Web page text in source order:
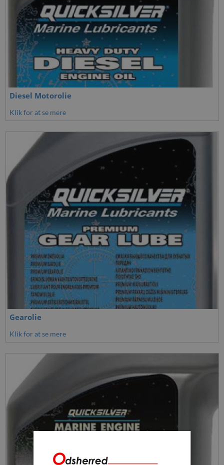
Diesel Motorolie
Klik for at se mere
Gearolie
Klik for at se mere